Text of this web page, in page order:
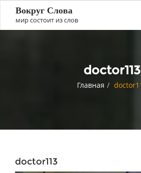
Вокруг Слова
мир состоит из слов
doctor113
Главная
doctor113